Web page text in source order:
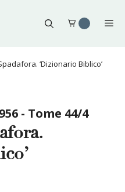
‘Dizionario Biblico’
- Tome 44/4